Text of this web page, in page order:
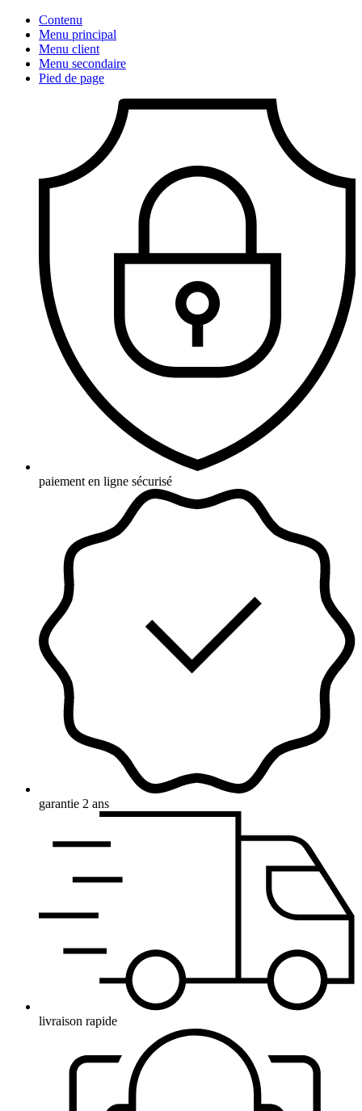
Contenu
Menu principal
Menu client
Menu secondaire
Pied de page
paiement en ligne sécurisé
garantie 2 ans
livraison rapide